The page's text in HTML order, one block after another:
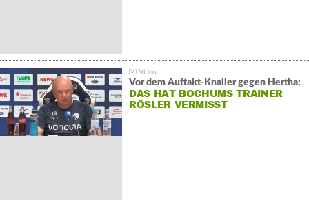
Vor dem Auftakt-Knaller gegen Hertha:
DAS HAT BOCHUMS TRAINER
RÖSLER VERMISST